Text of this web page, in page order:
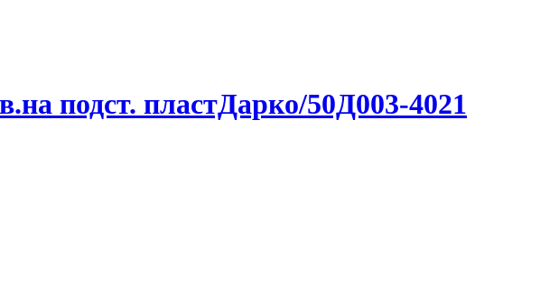
подст. пластДарко/50Д003-4021